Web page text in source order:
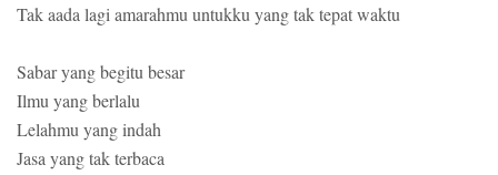
Tak aada lagi amarahmu untukku yang tak tepat waktu
Sabar yang begitu besar
Ilmu yang berlalu
Lelahmu yang indah
Jasa yang tak terbaca